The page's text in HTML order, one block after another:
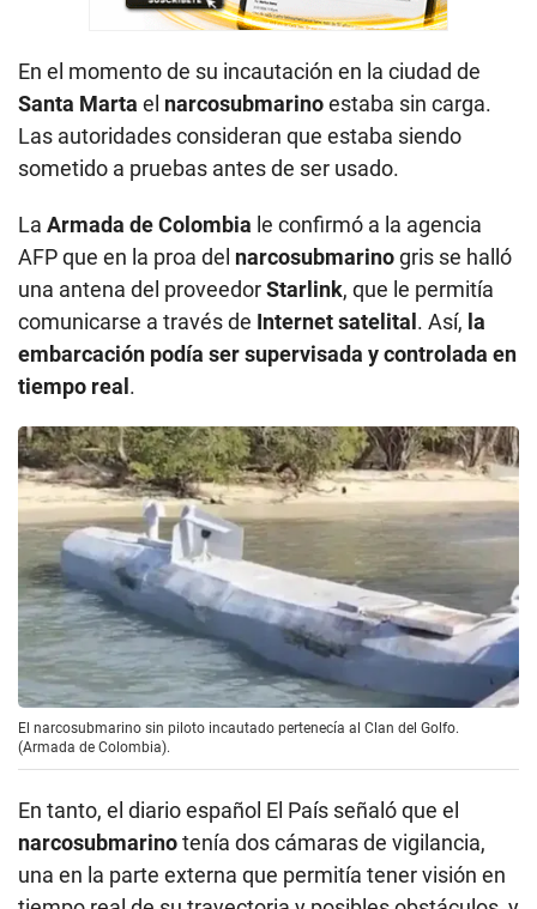
En el momento de su incautación en la ciudad de
Santa Marta el narcosubmarinoestaba sin carga.
Las autoridades consideran que estaba siendo
sometido a pruebas antes de ser usado.
La Armada de Colombia le confirmó a la agencia
AFP que en la proa del narcosubmarinogris se halló
una antena del proveedorStarlink, que le permitía
comunicarse a través de Internet satelital. Así, la
embarcación podía ser supervisada y controlada en
tiempo real.
El narcosubmarino sin piloto incautado pertenecía al Clan del Golfo.
(Armada de Colombia).
En tanto, el diario español El País señaló que el
narcosubmarinotenía dos cámaras de vigilancia,
una en la parte externa que permitía tener visión en